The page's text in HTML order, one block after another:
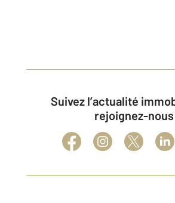
Suivez l’actualité immobilière et
rejoignez-nous